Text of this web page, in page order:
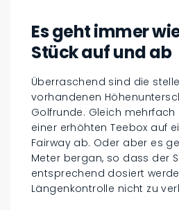
Es geht immer
Stück auf und ab
Überraschend sind die
vorhandenen
Golfrunde. Gleich
einer erhöhten Teebox auf
Fairway ab. Oder aber es
Meter bergan, so dass der
entsprechend dosiert
Längenkontrolle nicht zu